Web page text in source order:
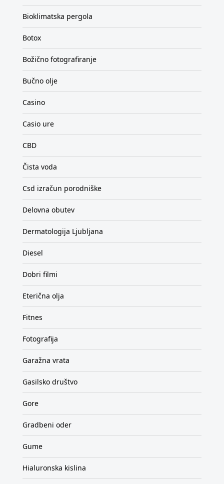
Bioklimatska pergola
Botox
Božično fotografiranje
Bučno olje
Casino
Casio ure
CBD
Čista voda
Csd izračun porodniške
Delovna obutev
Dermatologija Ljubljana
Diesel
Dobri filmi
Eterična olja
Fitnes
Fotografija
Garažna vrata
Gasilsko društvo
Gore
Gradbeni oder
Gume
Hialuronska kislina